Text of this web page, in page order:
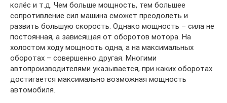
колёс и т.д. Чем больше мощность, тем большее
сопротивление сил машина сможет преодолеть и
развить большую скорость. Однако мощность – сила не
постоянная, а зависящая от оборотов мотора. На
холостом ходу мощность одна, а на максимальных
оборотах – совершенно другая. Многими
автопроизводителями указывается, при каких оборотах
достигается максимально возможная мощность
автомобиля.